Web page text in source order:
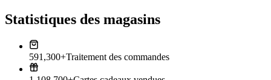
Statistiques des magasins
591,300+Traitement des commandes